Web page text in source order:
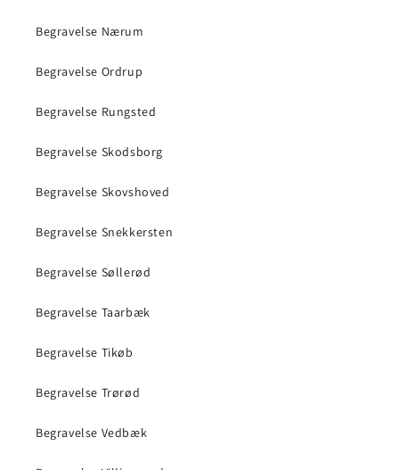
Begravelse Nærum
Begravelse Ordrup
Begravelse Rungsted
Begravelse Skodsborg
Begravelse Skovshoved
Begravelse Snekkersten
Begravelse Søllerød
Begravelse Taarbæk
Begravelse Tikøb
Begravelse Trørød
Begravelse Vedbæk